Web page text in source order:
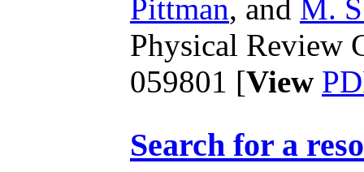
Pittman, and M.
Physical Review
059801 [View
Search for a